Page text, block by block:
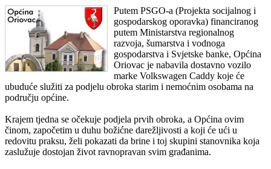
Putem PSGO-a (Projekta socijalnog i
gospodarskog oporavka) financiranog
putem Ministarstva regionalnog
razvoja, šumarstva i vodnoga
gospodarstva i Svjetske banke, Općina
Oriovac je nabavila dostavno vozilo
marke Volkswagen Caddy koje će
ubuduće služiti za podjelu obroka starim i nemoćnim osobama na
području općine.
Krajem tjedna se očekuje podjela prvih obroka, a Općina ovim
činom, započetim u duhu božićne darežljivosti a koji će ući u
redovitu praksu, želi pokazati da brine i toj skupini stanovnika koja
zaslužuje dostojan život ravnopravan svim građanima.